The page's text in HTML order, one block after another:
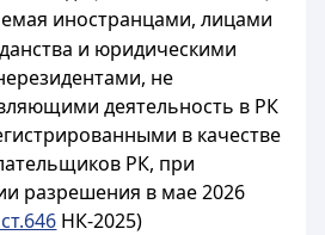
иностранцами, лицами
и юридическими
не
деятельность в РК
в качестве
РК, при
разрешения в мае 2026
НК-2025)